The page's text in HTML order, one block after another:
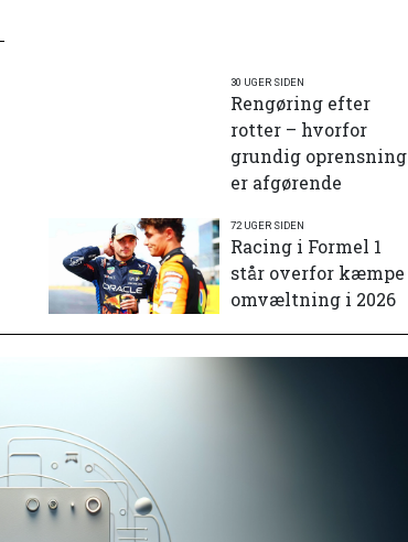
30 UGER SIDEN
Rengøring efter
rotter – hvorfor
grundig oprensning
er afgørende
72 UGER SIDEN
Racing i Formel 1
står overfor kæmpe
omvæltning i 2026